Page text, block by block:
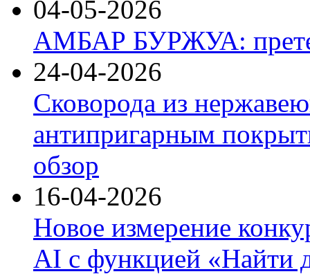
04-05-2026
АМБАР БУРЖУА:
24-04-2026
Сковорода из
антипригарным
обзор
16-04-2026
Новое измерение
AI с функцией «Найти